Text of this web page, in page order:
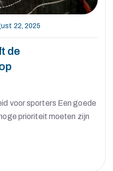
22, 2025
de
voor sporters Een goede
prioriteit moeten zijn